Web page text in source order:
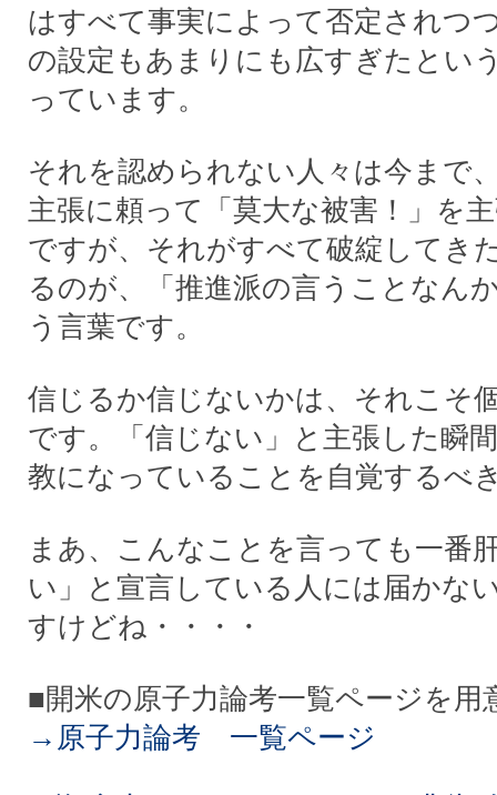
はすべて事実によって否定されつ
の設定もあまりにも広すぎたとい
っています。
それを認められない人々は今まで
主張に頼って「莫大な被害！」を
ですが、それがすべて破綻してき
るのが、「推進派の言うことなん
う言葉です。
信じるか信じないかは、それこそ
です。「信じない」と主張した瞬
教になっていることを自覚するべ
まあ、こんなことを言っても一番
い」と宣言している人には届かな
すけどね・・・・
■開米の原子力論考一覧ページを用
→原子力論考 一覧ページ